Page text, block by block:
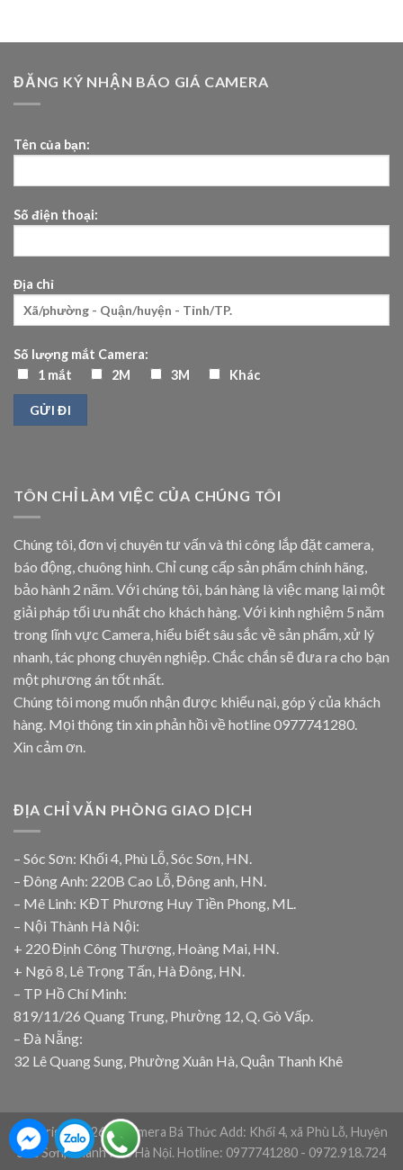
ĐĂNG KÝ NHẬN BÁO GIÁ CAMERA
Tên của bạn:
Số điện thoại:
Địa chỉ
Số lượng mắt Camera:
1 mắt
2M 3M Khác
TÔN CHỈ LÀM VIỆC CỦA CHÚNG TÔI
Chúng tôi, đơn vị chuyên tư vấn và thi công lắp đặt camera,
báo động, chuông hình. Chỉ cung cấp sản phẩm chính hãng,
bảo hành 2 năm. Với chúng tôi, bán hàng là việc mang lại một
giải pháp tối ưu nhất cho khách hàng. Với kinh nghiệm 5 năm
trong lĩnh vực Camera, hiểu biết sâu sắc về sản phẩm, xử lý
nhanh, tác phong chuyên nghiệp. Chắc chắn sẽ đưa ra cho bạn
một phương án tốt nhất.
Chúng tôi mong muốn nhận được khiếu nại, góp ý của khách
hàng. Mọi thông tin xin phản hồi về hotline0977741280.
Xin cảm ơn.
ĐỊA CHỈ VĂN PHÒNG GIAO DỊCH
– Sóc Sơn: Khối 4, Phù Lỗ, Sóc Sơn, HN.
– Đông Anh: 220B Cao Lỗ, Đông anh, HN.
– Mê Linh: KĐT Phương Huy Tiền Phong, ML.
– Nội Thành Hà Nội:
+ 220 Định Công Thượng, Hoàng Mai, HN.
+ Ngõ 8, Lê Trọng Tấn, Hà Đông, HN.
– TP Hồ Chí Minh:
819/11/26 Quang Trung, Phường 12, Q. Gò Vấp.
– Đà Nẵng:
32 Lê Quang Sung, Phường Xuân Hà, Quận Thanh Khê
Copyright 2026 © Camera Bá Thức Add: Khối 4, xã Phù Lỗ, Huyện
Sóc Sơn, Thành Phố Hà Nội. Hotline: 0977741280 - 0972.918.724